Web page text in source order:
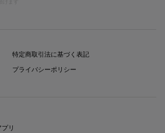
特定商取引法に基づく表記
プライバシーポリシー
リ